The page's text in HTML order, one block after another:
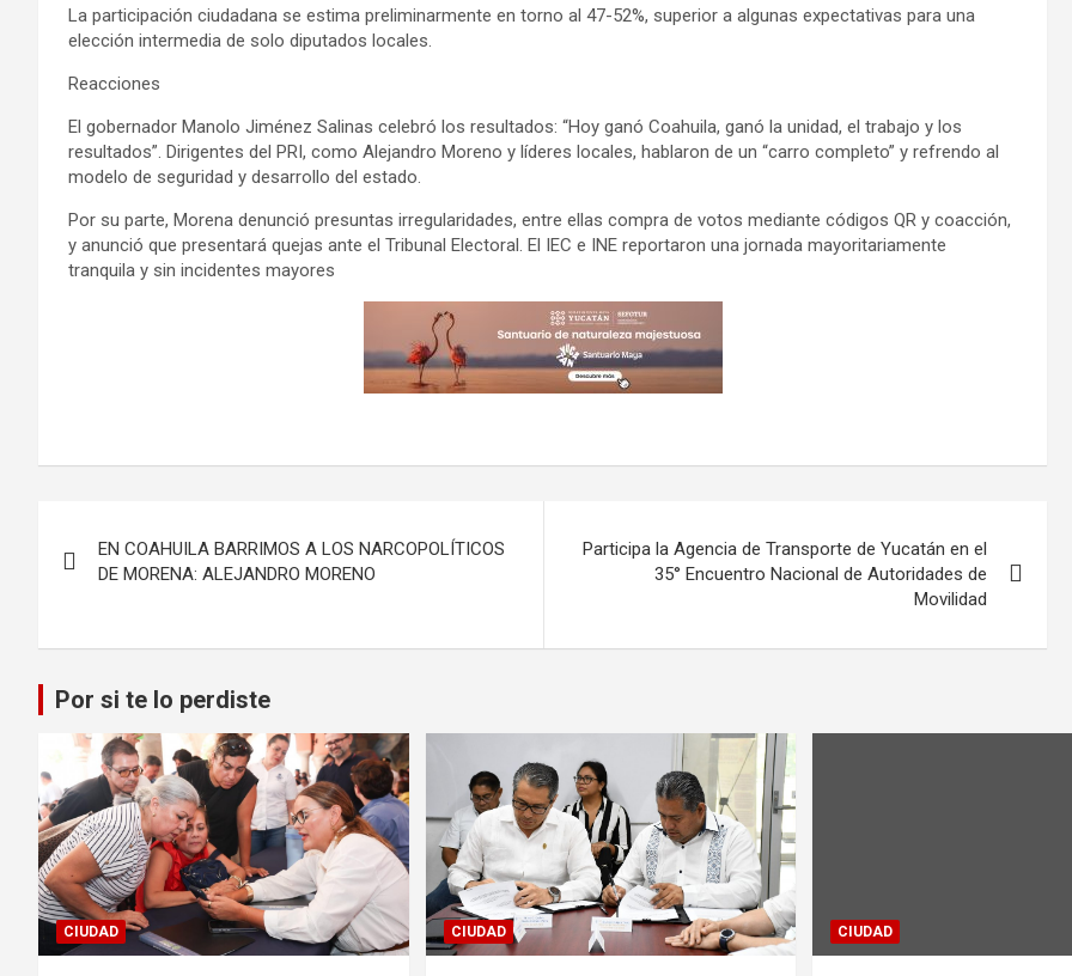
La participación ciudadana se estima preliminarmente en torno al 47-52%, superior a algunas expectativas para una
elección intermedia de solo diputados locales.
Reacciones
El gobernador Manolo Jiménez Salinas celebró los resultados: “Hoy ganó Coahuila, ganó la unidad, el trabajo y los
resultados”. Dirigentes del PRI, como Alejandro Moreno y líderes locales, hablaron de un “carro completo” y refrendo al
modelo de seguridad y desarrollo del estado.
Por su parte, Morena denunció presuntas irregularidades, entre ellas compra de votos mediante códigos QR y coacción,
y anunció que presentará quejas ante el Tribunal Electoral. El IEC e INE reportaron una jornada mayoritariamente
tranquila y sin incidentes mayores
de
EN COAHUILA BARRIMOS A LOS NARCOPOLÍTICOS
DE MORENA: ALEJANDRO MORENO
Participa la Agencia de Transporte de Yucatán en el
35° Encuentro Nacional de Autoridades de
Movilidad
Por si te lo perdiste
CIUDAD CIUDAD CIUDAD